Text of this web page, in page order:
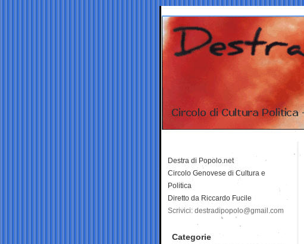
Destra di Popolo.net
Circolo Genovese di Cultura e
Politica
Diretto da Riccardo Fucile
Scrivici: destradipopolo@gmail.com
Categorie